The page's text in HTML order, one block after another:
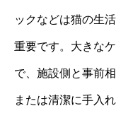
ックなどは猫の生
重要です。大きな
で、施設側と事前
または清潔に手入